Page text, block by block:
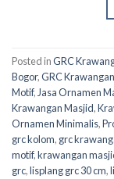
Posted inGRC
Bogor,GRC
Motif, Jasa Ornamen
Krawangan Masjid,
Ornamen Minimalis,
grc kolom, grc
motif,krawangan
grc,lisplang grc 30 cm,